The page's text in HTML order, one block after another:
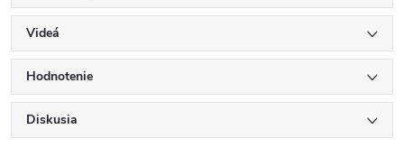
Videá
Hodnotenie
Diskusia